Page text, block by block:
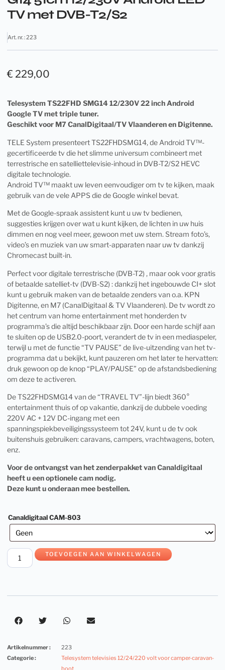
TV met DVB-T2/S2
Art. nr. : 223
€ 229,00
Telesystem TS22FHD SMG14 12/230V 22 inch Android
Google TV met triple tuner.
Geschikt voor M7 CanalDigitaal/TV Vlaanderen en Digitenne.
TELE System presenteert TS22FHDSMG14, de Android TV™-
gecertificeerde tv die het slimme universum combineert met
terrestrische en satelliettelevisie-inhoud in DVB-T2/S2 HEVC
digitale technologie.
Android TV™ maakt uw leven eenvoudiger om tv te kijken, maak
gebruik van de vele APPS die de Google winkel bevat.
Met de Google-spraak assistent kunt u uw tv bedienen,
suggesties krijgen over wat u kunt kijken, de lichten in uw huis
dimmen en nog veel meer, gewoon met uw stem. Stream foto’s,
video’s en muziek van uw smart-apparaten naar uw tv dankzij
Chromecast built-in.
Perfect voor digitale terrestrische (DVB-T2) , maar ook voor gratis
of betaalde satelliet-tv (DVB-S2) : dankzij het ingebouwde CI+ slot
kunt u gebruik maken van de betaalde zenders van o.a. KPN
Digitenne, en M7 (CanalDigitaal & TV Vlaanderen). De tv wordt zo
het centrum van home entertainment met honderden tv
programma’s die altijd beschikbaar zijn. Door een harde schijf aan
te sluiten op de USB2.0-poort, verandert de tv in een mediaspeler,
terwijl u met de functie “TV PAUSE” de live-uitzending van het tv-
programma dat u bekijkt, kunt pauzeren om het later te hervatten:
druk gewoon op de knop “PLAY/PAUSE” op de afstandsbediening
om deze te activeren.
De TS22FHDSMG14 van de “TRAVEL TV”-lijn biedt 360°
entertainment thuis of op vakantie, dankzij de dubbele voeding
220V AC + 12V DC-ingang met een
spanningspiekbeveiligingssysteem tot 24V, kunt u de tv ook
buitenshuis gebruiken: caravans, campers, vrachtwagens, boten,
enz.
Voor de ontvangst van het zenderpakket van Canaldigitaal
heeft u een optionele cam nodig.
Deze kunt u onderaan mee bestellen.
Canaldigitaal CAM-803
TOEVOEGEN AAN WINKELWAGEN
Artikelnummer :
223
Categorie :
Telesystem televisies 12/24/220 volt voor camper-caravan-
boot